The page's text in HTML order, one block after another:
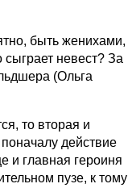
быть женихами,
невест? За
(Ольга
то вторая и
действие
и главная героиня
пузе, к тому